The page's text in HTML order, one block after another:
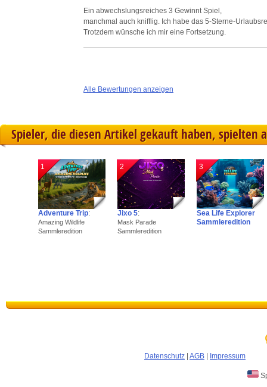
Ein abwechslungsreiches 3 Gewinnt Spiel,
manchmal auch knifflig. Ich habe das 5-Sterne-
Trotzdem wünsche ich mir eine Fortsetzung.
Alle Bewertungen anzeigen
Spieler, die diesen Artikel gekauft haben, spielten
1
Adventure Trip:
Amazing Wildlife
Sammleredition
2
Jixo 5:
Mask Parade
Sammleredition
3
Sea Life Explorer
Sammleredition
Datenschutz AGB Impressum